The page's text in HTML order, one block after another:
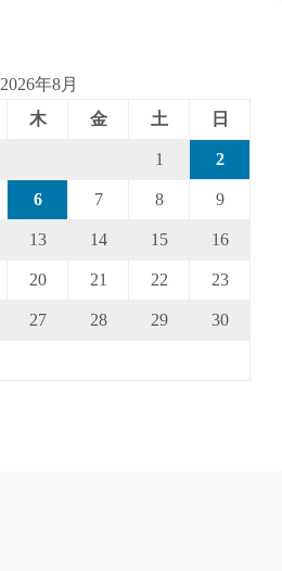
2026年8月
木 金 土 日
1 2
6 7 8 9
13 14 15 16
20 21 22 23
27 28 29 30